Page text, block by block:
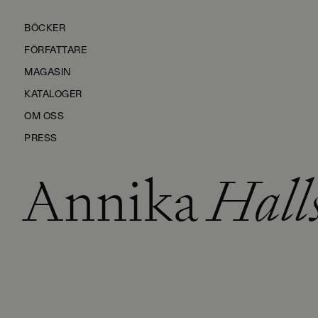
BÖCKER
FÖRFATTARE
MAGASIN
KATALOGER
OM OSS
PRESS
KONTAKTA OSS
HÅLLBARHET
Annika